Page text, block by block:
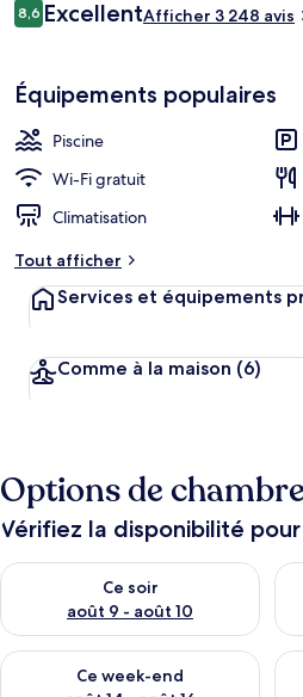
très courte distance à pied des
Fundidora se trouve à 9 min et Station
de
Avis
voyageurs
8,68,6 sur 10
ExcellentAfficher 3 248 avis
Équipements populaires
Piscine
Wi-Fi gratuit
Climatisation
Tout afficher
Services et équipements
Comme à la maison (6)
Options de chambre
Vérifiez la disponibilité
Ce soir
août 9 - août 10
Vérifier la disponibilité pour ce soir
Ce week-end
Vérifier la disponibilité pour ce